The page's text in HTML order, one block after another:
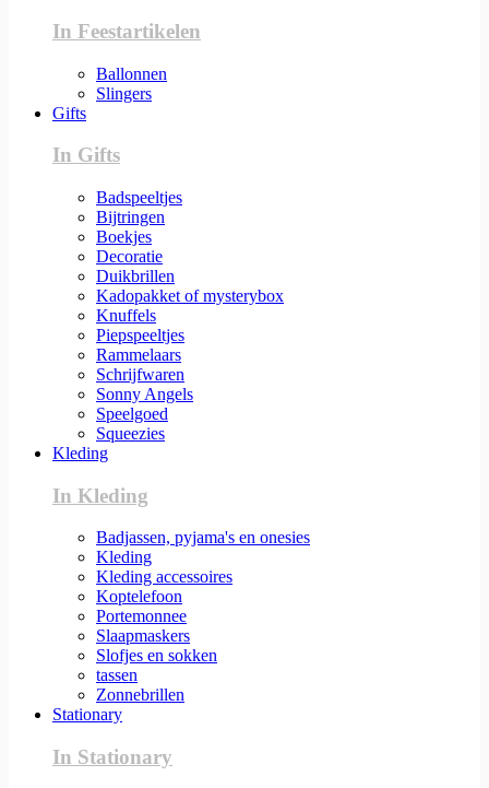
In Feestartikelen
Ballonnen
Slingers
Gifts
In Gifts
Badspeeltjes
Bijtringen
Boekjes
Decoratie
Duikbrillen
Kadopakket of mysterybox
Knuffels
Piepspeeltjes
Rammelaars
Schrijfwaren
Sonny Angels
Speelgoed
Squeezies
Kleding
In Kleding
Badjassen, pyjama's en onesies
Kleding
Kleding accessoires
Koptelefoon
Portemonnee
Slaapmaskers
Slofjes en sokken
tassen
Zonnebrillen
Stationary
In Stationary